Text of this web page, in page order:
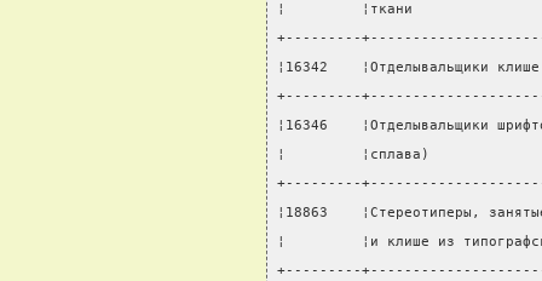
¦         ¦ткани
+---------
¦16342    ¦Отделывальщики
+---------
¦16346    ¦Отделывальщики
¦         ¦сплава)
+---------
¦18863    ¦Стереотиперы,
¦         ¦и клише из
+---------